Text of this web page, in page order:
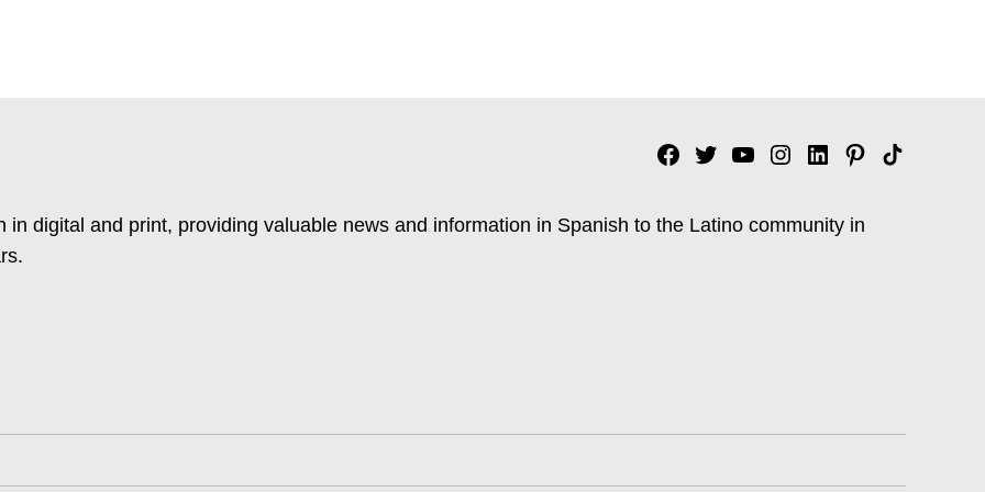
Facebook
TwitterYouTubeInstagram
Linkedin
Pinterest
Tik
digital and print, providing valuable news and information in Spanish to the Latino community in